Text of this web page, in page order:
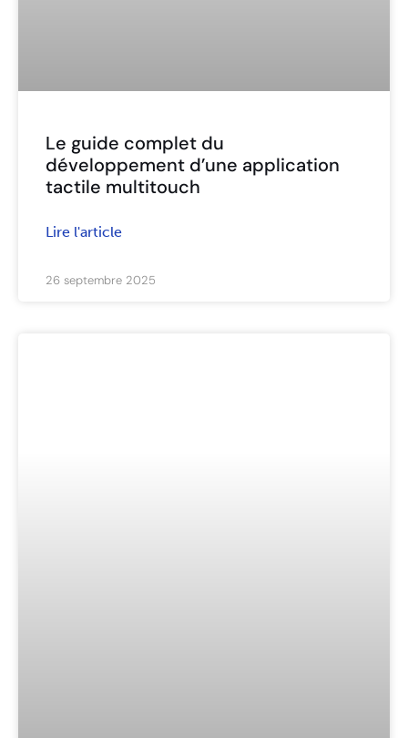
Le guide complet du
développement d’une application
tactile multitouch
Lire l'article
26 septembre 2025